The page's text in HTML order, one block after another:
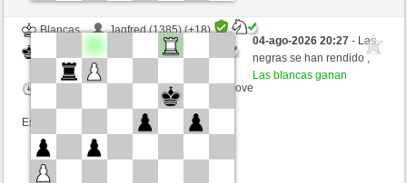
Blancas
Jagfred (1385) (+18)
tecnicle (1422) (-18)
Tiempo: 15 minutes/side + 3 seconds/move
Esta partida es por puntos
04-ago-2026 20:27- Las
negras se han rendido ,
Las blancas ganan